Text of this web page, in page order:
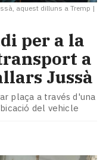
aquest dilluns a Tremp |
per a la
a
Jussà
plaça a través d'una
del vehicle